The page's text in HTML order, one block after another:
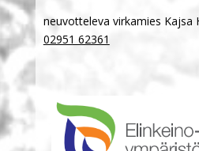
neuvotteleva virkamies Kajsa
02951 62361